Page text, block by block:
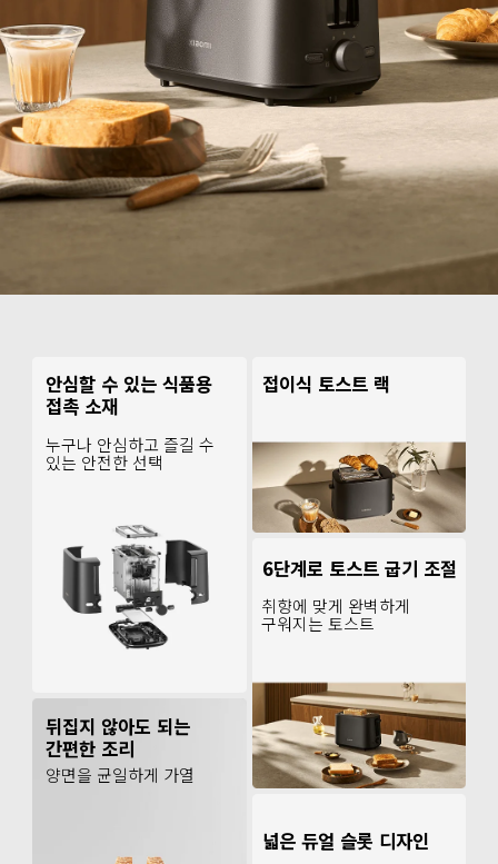
안심할 수 있는 식품용
접촉 소재
누구나 안심하고 즐길 수
있는 안전한 선택
접이식 토스트 랙
6단계로 토스트 굽기 조절
취향에 맞게 완벽하게
구워지는 토스트
뒤집지 않아도 되는
간편한 조리
양면을 균일하게 가열
넓은 듀얼 슬롯 디자인